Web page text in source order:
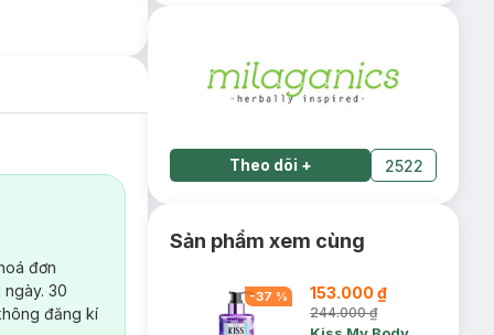
đơn
30
đăng kí
Theo dõi + 2522
Sản phẩm xem cùng
-37 % 153.000 ₫
244.000 ₫